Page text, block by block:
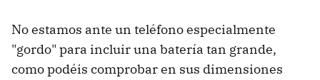
No estamos ante un teléfono especialmente
"gordo" para incluir una batería tan grande,
como podéis comprobar en sus dimensiones